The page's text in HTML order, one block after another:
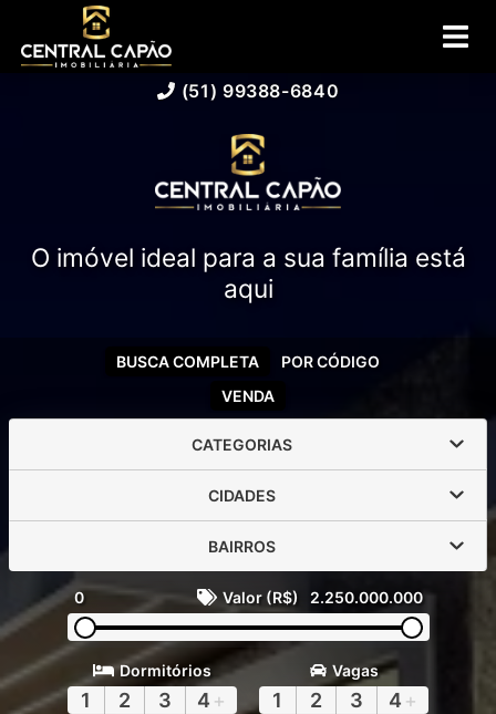
(51) 99388-6840
O imóvel ideal para a sua família está
aqui
VENDA
BUSCA COMPLETA POR CÓDIGO
CATEGORIAS
CIDADES
BAIRROS
0 Valor (R$) 2.250.000.000
Dormitórios
1 2 3 4 +
Vagas
1 2 3 4 +